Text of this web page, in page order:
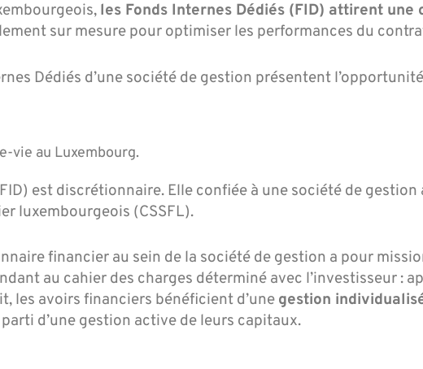
les Fonds Internes Dédiés (FID) attirent une
sur mesure pour optimiser les performances du
Dédiés d’une société de gestion présentent
vie au Luxembourg.
est discrétionnaire. Elle confiée à une société de gestion
luxembourgeois (CSSFL).
financier au sein de la société de gestion a pour
au cahier des charges déterminé avec l’investisseur :
les avoirs financiers bénéficient d’une gestion
d’une gestion active de leurs capitaux.